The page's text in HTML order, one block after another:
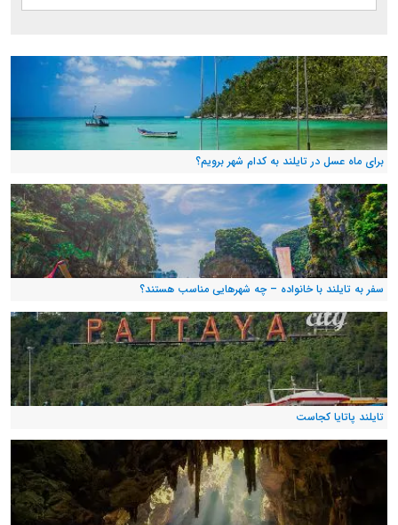
برای ماه عسل در تایلند به کدام شهر برویم؟
سفر به تایلند با خانواده – چه شهرهایی مناسب هستند؟
تایلند پاتایا کجاست